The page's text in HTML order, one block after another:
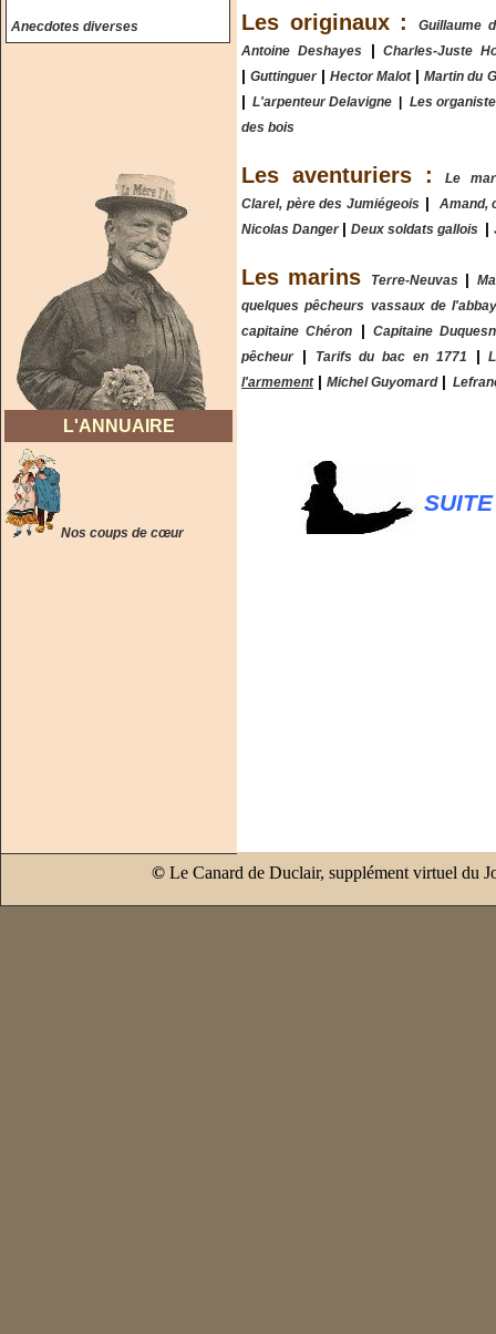
Les originaux :
Guillaume
Antoine Deshayes
| Charles-Juste
|Guttinguer|Hector Malot|Martin du
| L'arpenteur Delavigne
Les
des bois
Les aventuriers :
Le
Clarel, père des Jumiégeois | Amand,
Nicolas Danger | Deux soldats gallois |
Les marins Terre-Neuvas |
quelques pêcheurs vassaux de
capitaine Chéron |Capitaine
pêcheur| Tarifs du bac en 1771 |
l'armement| Michel Guyomard|
L'ANNUAIRE
Nos coups de cœur
© Le Canard de Duclair, supplément virtuel du
Anecdotes diverses